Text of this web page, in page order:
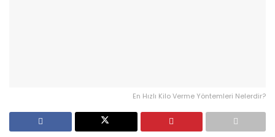
En Hızlı Kilo Verme Yöntemleri Nelerdir?